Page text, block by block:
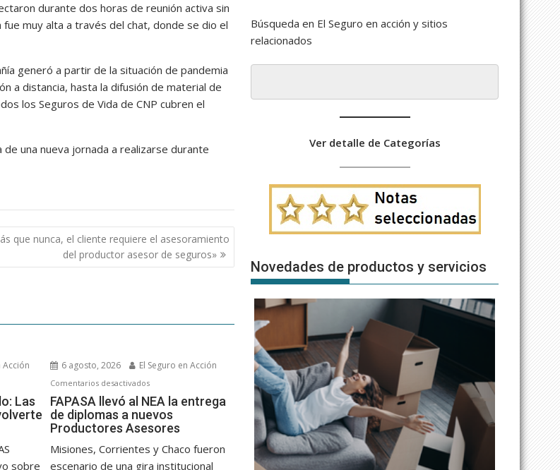
durante dos horas de reunión activa sin
fue muy alta a través del chat, donde se dio el
generó a partir de la situación de pandemia
a distancia, hasta la difusión de material de
los Seguros de Vida de CNP cubren el
una nueva jornada a realizarse durante
que nunca, el cliente requiere el asesoramiento
del productor asesor de seguros»
Acción
Las
sobre
6 agosto, 2026 El Seguro en Acción
Comentarios desactivadosen
FAPASA
llevó
al
NEA
FAPASA llevó al NEA la entrega
de diplomas a nuevos
Productores Asesores
Misiones, Corrientes y Chaco fueron
escenario de una gira institucional
Búsqueda en El Seguro en acción y sitios
relacionados
Ver detalle de Categorías
Novedades de productos y servicios